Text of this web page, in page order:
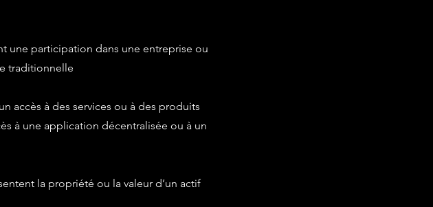
une participation dans une entreprise ou
traditionnelle
accès à des services ou à des produits
à une application décentralisée ou à un
la propriété ou la valeur d’un actif